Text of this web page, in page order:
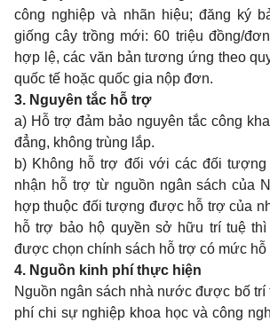
công nghiệp và nhãn hiệu; đăng ký
giống cây trồng mới: 60 triệu đồng/
hợp lệ, các văn bản tương ứng theo
quốc tế hoặc quốc gia nộp đơn.
3. Nguyên tắc hỗ trợ
a) Hỗ trợ đảm bảo nguyên tắc công
đẳng, không trùng lắp.
b) Không hỗ trợ đối với các đối
nhận hỗ trợ từ nguồn ngân sách của
hợp thuộc đối tượng được hỗ trợ của
hỗ trợ bảo hộ quyền sở hữu trí tuệ
được chọn chính sách hỗ trợ có mức hỗ
4. Nguồn kinh phí thực hiện
Nguồn ngân sách nhà nước được bố trí
phí chi sự nghiệp khoa học và công